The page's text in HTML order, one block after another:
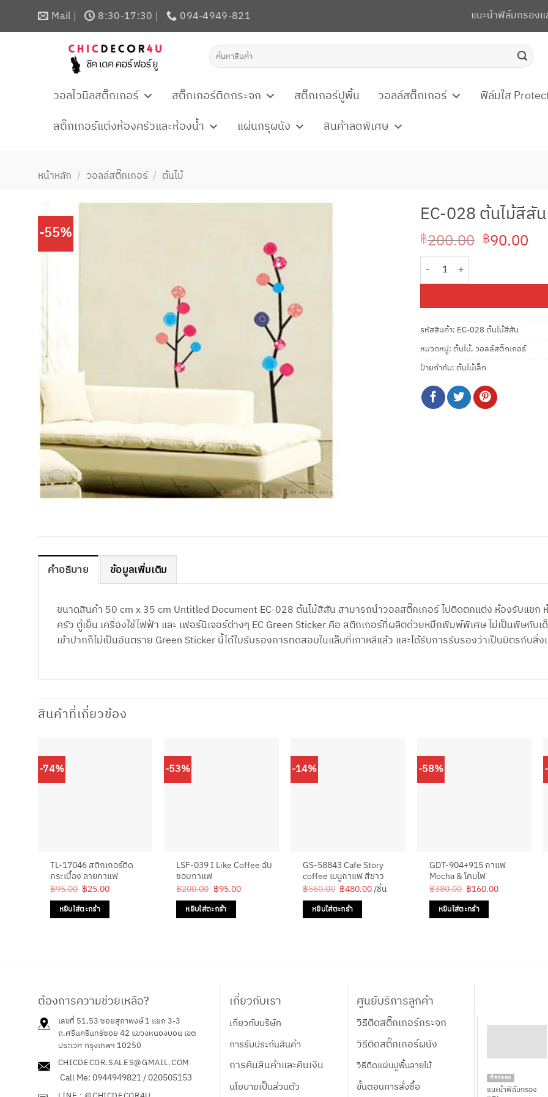
Mail 8:30-17:30 094-4949-821 แนะนำฟิล์มกรอง
ค้นหา:
วอลไวนิลสติ๊กเกอร์ สติ๊กเกอร์ติดกระจก สติ๊กเกอร์ปูพื้น วอลล์สติ๊กเกอร์
ฟิล์มใส
สติ๊กเกอร์แต่งห้องครัวและห้องน้ำ
แผ่นกรุผนัง สินค้าลดพิเศษ
หน้าหลัก / วอลล์สติ๊กเกอร์ / ต้นไม้
-55%
EC-028 ต้นไม้สีสัน
฿200.00 Original
฿200.00.
฿90.00
฿
รหัสสินค้า: EC-028 ต้นไม้สีสัน
หมวดหมู่:ต้นไม้,วอลล์สติ๊กเกอร์
ป้ายกำกับ:ต้นไม้เล็ก
คำอธิบาย ข้อมูลเพิ่มเติม
ขนาดสินค้า 50 cm x 35 cm Untitled Document EC-028 ต้นไม้สีสัน สามารถนำวอลสติ๊กเกอร์ ไปติดตกแต่ง ห้องรับแขก
ครัว ตู้เย็น เครื่องใช้ไฟฟ้า และ เฟอร์นิเจอร์ต่างๆ EC Green Sticker คือ สติกเกอร์ที่ผลิตด้วยหมึกพิมพ์พิเศษ ไม่เป็นพิษกั
เข้าปากก็ไม่เป็นอันตราย Green Sticker นี้ได้ใบรับรองการทดสอบในแล็บที่เกาหลีแล้ว และได้รับการรับรองว่าเป็นมิตรกับ
สินค้าที่เกี่ยวข้อง
-74%
TL-17046 สติกเกอร์ติด
กระเบื้อง ลายกาแฟ
฿95.00 Original
price
was:
฿95.00.
฿25.00Current
price
หยิบใส่ตะกร้า
-53%
LSF-039 I Like Coffee ฉับ
ชอบกาแฟ
฿200.00 Original
price
was:
฿200.00.
฿95.00Current
หยิบใส่ตะกร้า
-14%
GS-58843 Cafe Story
coffee เมนูกาแฟ สีขาว
฿560.00 Original
price
was:
฿560.00.
฿480.00Current
price
/ชิ้น
หยิบใส่ตะกร้า
-58%
GDT-904+915 กาแฟ
Mocha & โคมไฟ
฿380.00 Original
price
was:
฿380.00.
฿160.00Current
หยิบใส่ตะกร้า
ต้องการความช่วยเหลือ?
เลขที่ 51,53 ซอยสุภาพงษ์ 1 แยก 3-3
ถ.ศรีนครินทร์ซอย 42 แขวงหนองบอน เขต
ประเวศ กรุงเทพฯ 10250
CHICDECOR.SALES@GMAIL.COM
Call Me: 0944949821 / 020505153
เกี่ยวกับเรา
เกี่ยวกับบริษัท
การรับประกันสินค้า
การคืนสินค้าและคืนเงิน
นโยบายเป็นส่วนตัว
ศูนย์บริการลูกค้า
วิธีติดสติ๊กเกอร์กระจก
วิธีติดสติ๊กเกอร์ผนัง
วิธีติดแผ่นปูพื้นลายไม้
ขั้นตอนการสั่งซื้อ
กิจกรรม
แนะนำฟิล์มกรอง